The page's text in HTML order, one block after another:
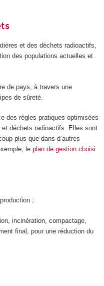
et des déchets radioactifs,
des populations actuelles et
de pays, à travers une
de sûreté.
des règles pratiques optimisées
déchets radioactifs. Elles sont
plus que dans d’autres
le plan de gestion choisi
;
incinération, compactage,
final, pour une réduction du